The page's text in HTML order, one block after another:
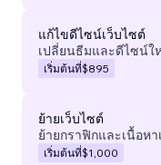
แก้ไขดีไซน์เว็บไซต์
เปลี่ยนธีมและดีไซน์ใ
เริ่มต้นที่$895
ย้ายเว็บไซต์
ย้ายกราฟิกและเนื้อห
เริ่มต้นที่$1,000